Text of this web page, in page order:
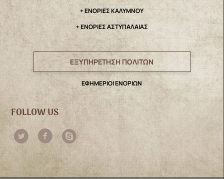
+ ΕΝΟΡΙΕΣ ΚΑΛΥΜΝΟΥ
+ ΕΝΟΡΙΕΣ ΑΣΤΥΠΑΛΑΙΑΣ
ΕΞΥΠΗΡΕΤΗΣΗ ΠΟΛΙΤΩΝ
ΕΦΗΜΕΡΙΟΙ ΕΝΟΡΙΩΝ
FOLLOW US